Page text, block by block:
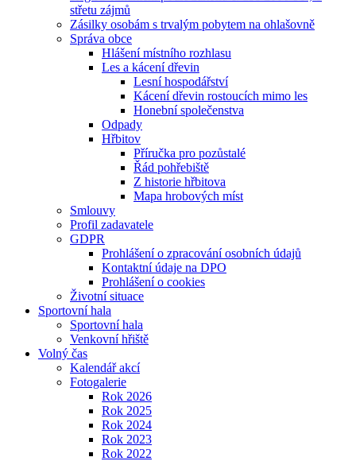
střetu zájmů
Zásilky osobám s trvalým pobytem na ohlašovně
Správa obce
Hlášení místního rozhlasu
Les a kácení dřevin
Lesní hospodářství
Kácení dřevin rostoucích mimo les
Honební společenstva
Odpady
Hřbitov
Příručka pro pozůstalé
Řád pohřebiště
Z historie hřbitova
Mapa hrobových míst
Smlouvy
Profil zadavatele
GDPR
Prohlášení o zpracování osobních údajů
Kontaktní údaje na DPO
Prohlášení o cookies
Životní situace
Sportovní hala
Sportovní hala
Venkovní hřiště
Volný čas
Kalendář akcí
Fotogalerie
Rok 2026
Rok 2025
Rok 2024
Rok 2023
Rok 2022